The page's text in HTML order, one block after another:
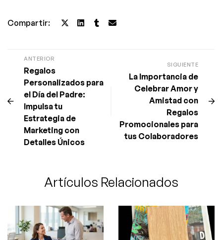
Compartir:
ANTERIOR
Regalos
Personalizados para
el Día del Padre:
Impulsa tu
Estrategia de
Marketing con
Detalles Únicos
SIGUIENTE
La Importancia de
Celebrar Amor y
Amistad con
Regalos
Promocionales para
tus Colaboradores
Artículos Relacionados